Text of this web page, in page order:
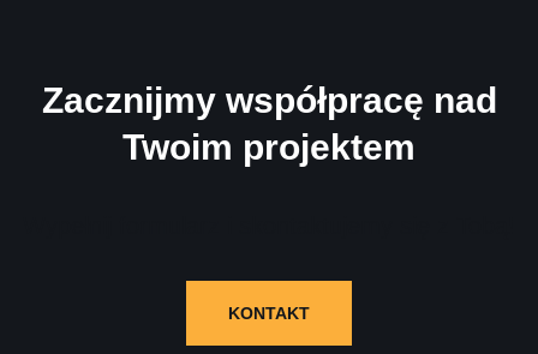
Zacznijmy współpracę nad
Twoim projektem
KONTAKT